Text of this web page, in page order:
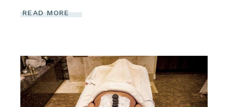
READ MORE